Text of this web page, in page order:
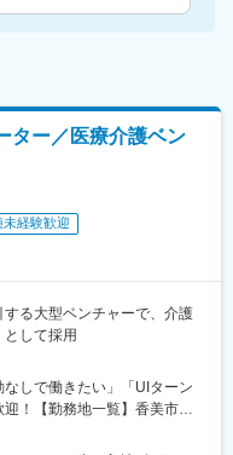
ター／医療介護ベン
未経験歓迎
する大型ベンチャーで、介護
して採用
しで働きたい」「UIターン
！【勤務地一覧】香美市、